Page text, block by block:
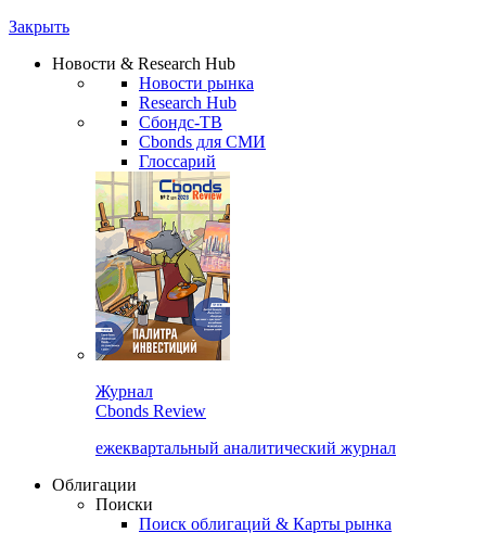
Закрыть
Новости & Research Hub
Новости рынка
Research Hub
Сбондс-ТВ
Cbonds для СМИ
Глоссарий
Журнал
Cbonds Review
ежеквартальный аналитический журнал
Облигации
Поиски
Поиск облигаций & Карты рынка